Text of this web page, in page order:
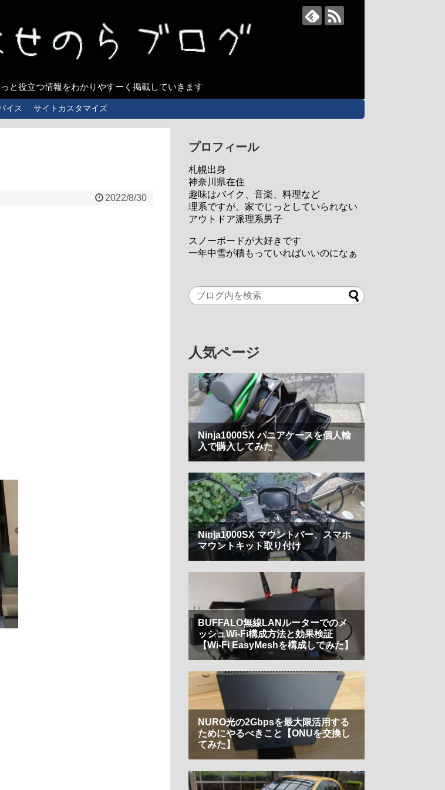
と役立つ情報をわかりやすーく掲載していきます
イス サイトカスタマイズ
2022/8/30
プロフィール
札幌出身
神奈川県在住
趣味はバイク、音楽、料理など
理系ですが、家でじっとしていられない
アウトドア派理系男子
スノーボードが大好きです
一年中雪が積もっていればいいのになぁ
人気ページ